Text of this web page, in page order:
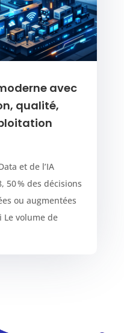
avec
qualité,
et de l’IA
50 % des décisions
ou augmentées
Le volume de